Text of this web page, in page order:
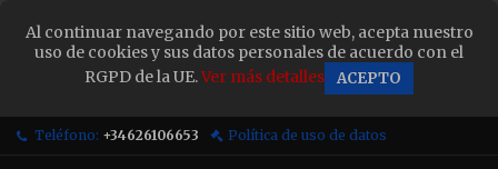
Al continuar navegando por este sitio web, acepta nuestro
uso de cookies y sus datos personales de acuerdo con el
RGPD de la UE.Ver más detalles ACEPTO
Teléfono: +34626106653 Política de uso de datos
Sign in ×
You need to be logged in to save products in your
wish list.